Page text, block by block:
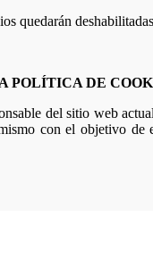
quedarán
POLÍTICA DE
del sitio web
con el objetivo